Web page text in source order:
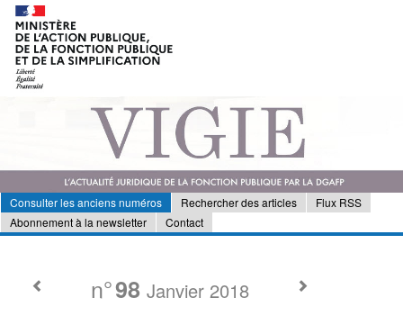
Consulter les anciens numéros Rechercher des articles
Flux RSS
Abonnement à la newsletter
Contact
n°98 Janvier 2018